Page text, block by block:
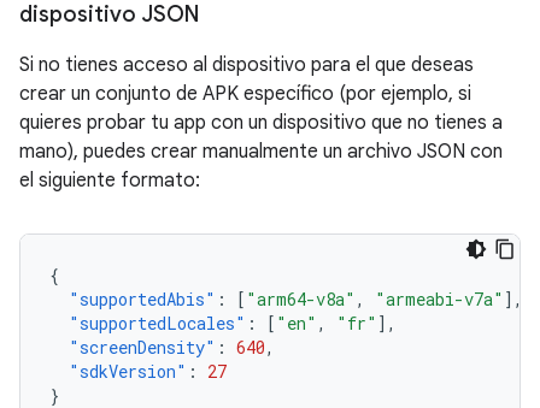
dispositivo JSON
Si no tienes acceso al dispositivo para el que deseas
crear un conjunto de APK específico (por ejemplo, si
quieres probar tu app con un dispositivo que no tienes a
mano), puedes crear manualmente un archivo JSON con
el siguiente formato:
{
"supportedAbis" : [ "arm64-v8a" , "armeabi-v7a" ],
"supportedLocales" : [ "en" , "fr" ],
"screenDensity" : 640,
"sdkVersion" :
27
}